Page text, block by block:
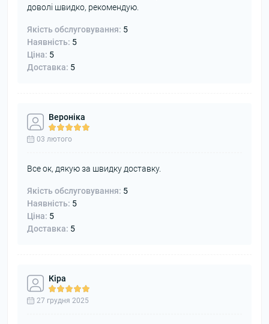
доволі швидко, рекомендую.
Якість обслуговування: 5
Наявність: 5
Ціна: 5
Доставка: 5
Вероніка
03 лютого
Все ок, дякую за швидку доставку.
Якість обслуговування: 5
Наявність: 5
Ціна: 5
Доставка: 5
Кіра
27 грудня 2025